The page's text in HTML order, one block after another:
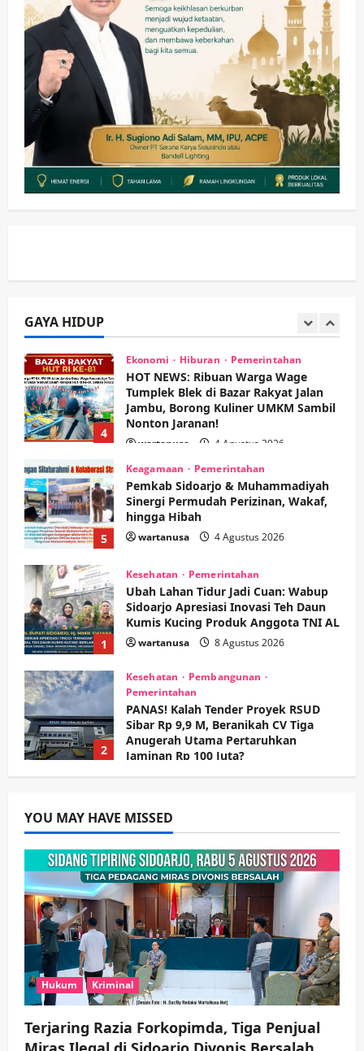
GAYA HIDUP
5 wartanusa 4 Agustus 2026
1
Kesehatan Pemerintahan
Ubah Lahan Tidur Jadi Cuan: Wabup
Sidoarjo Apresiasi Inovasi Teh Daun
Kumis Kucing Produk Anggota TNI AL
wartanusa 8 Agustus 2026
Kesehatan Pembangunan
Pemerintahan
PANAS! Kalah Tender Proyek RSUD
Sibar Rp 9,9 M, Beranikah CV Tiga
Anugerah Utama Pertaruhkan
3
wartanusa 5 Agustus 2026
4
Ekonomi Hiburan Pemerintahan
HOT NEWS: Ribuan Warga Wage
Tumplek Blek di Bazar Rakyat Jalan
Jambu, Borong Kuliner UMKM Sambil
Nonton Jaranan!
wartanusa 4 Agustus 2026
5
Keagamaan Pemerintahan
Pemkab Sidoarjo & Muhammadiyah
Sinergi Permudah Perizinan, Wakaf,
hingga Hibah
wartanusa 4 Agustus 2026
1
Kesehatan Pemerintahan
Ubah Lahan Tidur Jadi Cuan: Wabup
Sidoarjo Apresiasi Inovasi Teh Daun
Kumis Kucing Produk Anggota TNI AL
wartanusa 8 Agustus 2026
2
Kesehatan
Pembangunan
Pemerintahan
PANAS! Kalah Tender Proyek RSUD
Sibar Rp 9,9 M, Beranikah CV Tiga
Anugerah Utama Pertaruhkan
Jaminan Rp 100 Juta?
wartanusa 5 Agustus 2026
3
PWI dan Sapma PP Sidoarjo
Memanaskan Mesin Menuju Piala
Soccer
wartanusa 5 Agustus 2026
4
Ekonomi Hiburan Pemerintahan
HOT NEWS: Ribuan Warga Wage
Tumplek Blek di Bazar Rakyat Jalan
Jambu, Borong Kuliner UMKM Sambil
Nonton Jaranan!
wartanusa 4 Agustus 2026
Keagamaan Pemerintahan
Sinergi Permudah Perizinan, Wakaf,
hingga Hibah
YOU MAY HAVE MISSED
Hukum Kriminal
Terjaring Razia Forkopimda, Tiga Penjual